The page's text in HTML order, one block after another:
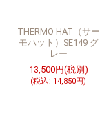
THERMO HAT（サー
モハット）SE149 グ
レー
13,500円(税別)
(税込: 14,850円)